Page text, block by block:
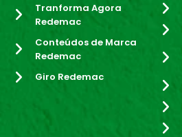
Tranforma Agora
Redemac
Conteúdos de Marca
Redemac
Giro Redemac